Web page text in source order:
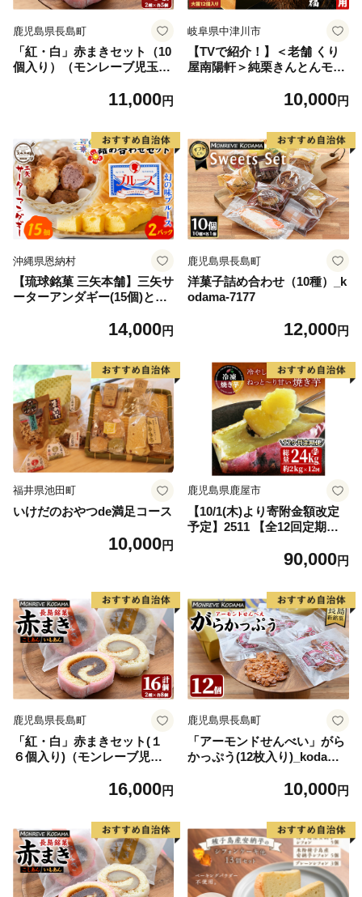
鹿児島県長島町
「紅・白」赤まきセット（10
個入り）（モンレーブ児玉）
11,000円
岐阜県中津川市
【TVで紹介！】＜老舗 くり
屋南陽軒＞純栗きんとんモン
10,000円
沖縄県恩納村
【琉球銘菓 三矢本舗】三矢サ
ーターアンダギー(15個)と幻
14,000円
鹿児島県長島町
洋菓子詰め合わせ（10種）_k
odama-7177
12,000円
福井県池田町
いけだのおやつde満足コース
10,000円
鹿児島県鹿屋市
【10/1(木)より寄附金額改定
予定】2511 【全12回定期
kg×12回 KN026-T0190,000円
鹿児島県長島町
「紅・白」赤まきセット(１
６個入り)（モンレーブ児
16,000円
鹿児島県長島町
「アーモンドせんべい」がら
かっぷう(12枚入り)_kodama-
10,000円